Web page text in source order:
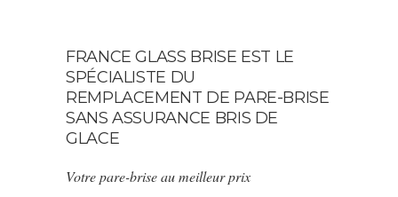
FRANCE GLASS BRISE EST LE
SPÉCIALISTE DU
REMPLACEMENT DE PARE-BRISE
SANS ASSURANCE BRIS DE
GLACE
Votre pare-brise au meilleur prix